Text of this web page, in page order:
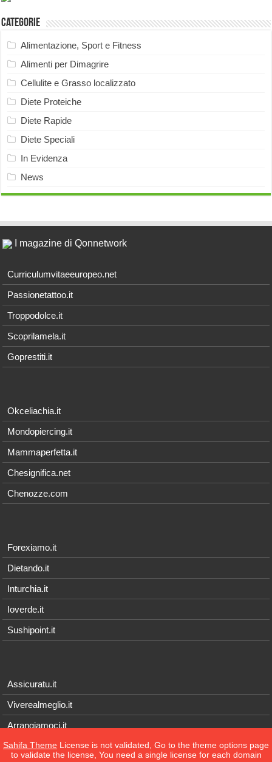
Categorie
Alimentazione, Sport e Fitness
Alimenti per Dimagrire
Cellulite e Grasso localizzato
Diete Proteiche
Diete Rapide
Diete Speciali
In Evidenza
News
I magazine di Qonnetwork
Curriculumvitaeeuropeo.net
Passionetattoo.it
Troppodolce.it
Scoprilamela.it
Goprestiti.it
Okceliachia.it
Mondopiercing.it
Mammaperfetta.it
Chesignifica.net
Chenozze.com
Forexiamo.it
Dietando.it
Inturchia.it
Ioverde.it
Sushipoint.it
Assicuratu.it
Viverealmeglio.it
Arrangiamoci.it
Tecnichef.it
Sahifa Theme License is not validated, Go to the theme options page
to validate the license, You need a single license for each domain